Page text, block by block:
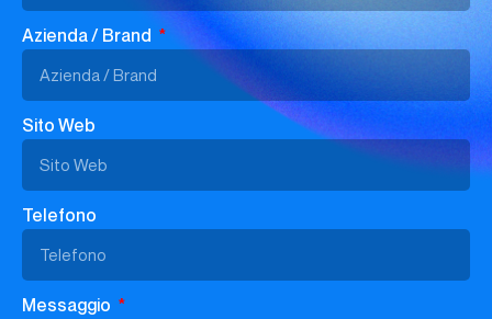
Azienda / Brand
Sito Web
Telefono
Messaggio